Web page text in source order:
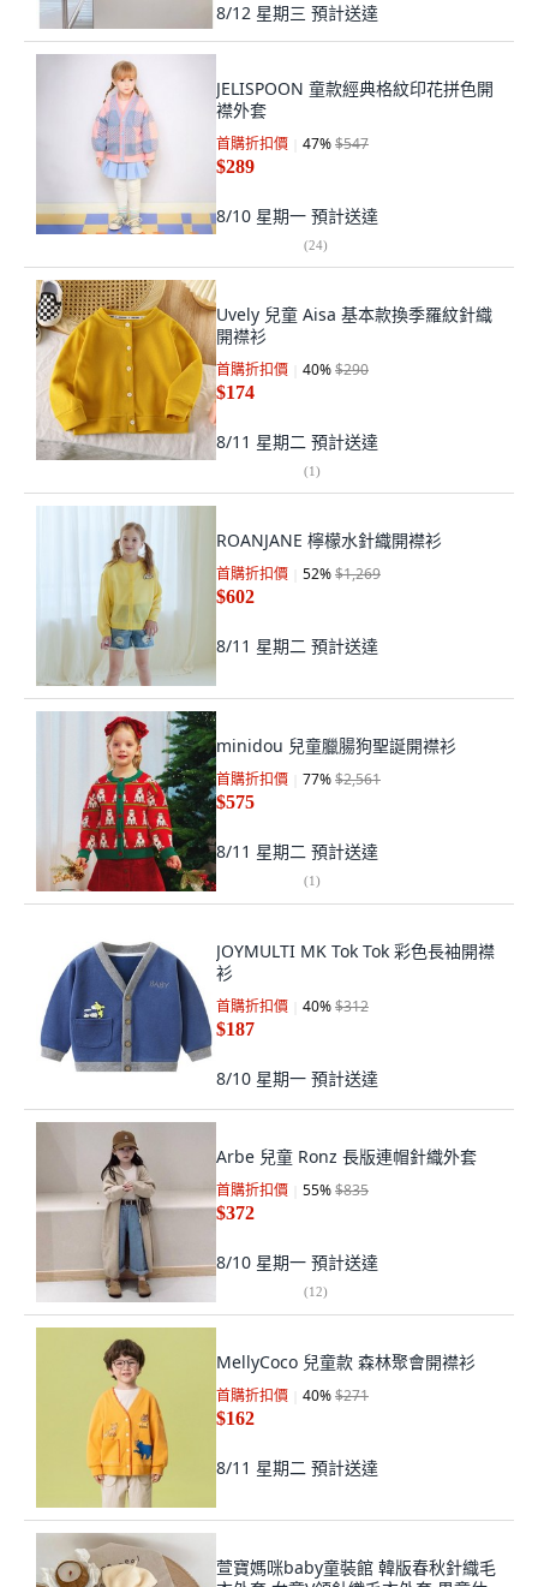
8/12 星期三 預計送達
JELISPOON 童款經典格紋印花拼色開
襟外套
首購折扣價 47%$547
$289
8/10 星期一 預計送達
(24)
Uvely 兒童 Aisa 基本款換季羅紋針織
開襟衫
首購折扣價 40%$290
$174
8/11 星期二 預計送達
(1)
ROANJANE 檸檬水針織開襟衫
首購折扣價 52%$1,269
$602
8/11 星期二 預計送達
minidou 兒童臘腸狗聖誕開襟衫
首購折扣價 77%$2,561
$575
8/11 星期二 預計送達
(1)
JOYMULTI MK Tok Tok 彩色長袖開襟
衫
首購折扣價 40%$312
$187
8/10 星期一 預計送達
Arbe 兒童 Ronz 長版連帽針織外套
首購折扣價 55%$835
$372
8/10 星期一 預計送達
(12)
MellyCoco 兒童款 森林聚會開襟衫
首購折扣價 40%$271
$162
8/11 星期二 預計送達
萱寶媽咪baby童裝館 韓版春秋針織毛